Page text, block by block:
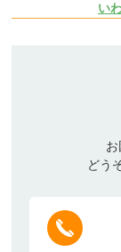
い
お
どう